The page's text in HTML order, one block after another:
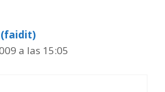
(faidit)
a las 15:05